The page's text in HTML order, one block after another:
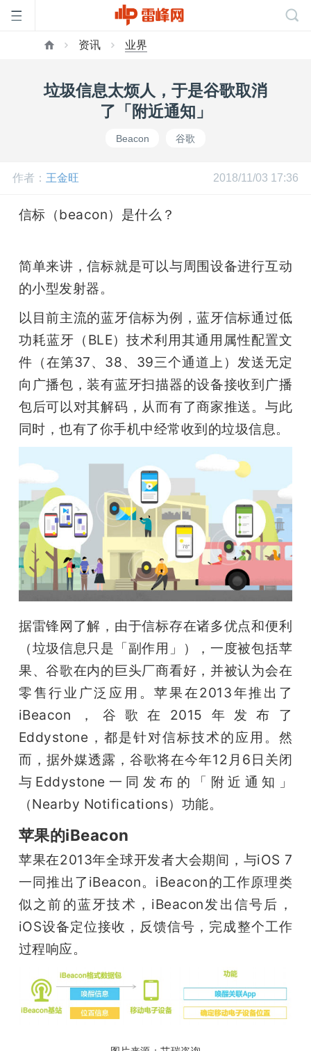
公
开
课
动
中
心
GAIR
专
题
爱
资讯 业界
垃圾信息太烦人，于是谷歌取消
了「附近通知」
Beacon 谷歌
作者： 王金旺 2018/11/03 17:36
信标（beacon）是什么？
简单来讲，信标就是可以与周围设备进行互动
的小型发射器。
以目前主流的蓝牙信标为例，蓝牙信标通过低
功耗蓝牙（BLE）技术利用其通用属性配置文
件（在第37、38、39三个通道上）发送无定
向广播包，装有蓝牙扫描器的设备接收到广播
包后可以对其解码，从而有了商家推送。与此
同时，也有了你手机中经常收到的垃圾信息。
据雷锋网了解，由于信标存在诸多优点和便利
（垃圾信息只是「副作用」），一度被包括苹
果、谷歌在内的巨头厂商看好，并被认为会在
零售行业广泛应用。苹果在2013年推出了
iBeacon，谷歌在2015年发布了
Eddystone，都是针对信标技术的应用。然
而，据外媒透露，谷歌将在今年12月6日关闭
与Eddystone一同发布的「附近通知」
（Nearby Notifications）功能。
苹果的iBeacon
苹果在2013年全球开发者大会期间，与iOS 7
一同推出了iBeacon。iBeacon的工作原理类
似之前的蓝牙技术，iBeacon发出信号后，
iOS设备定位接收，反馈信号，完成整个工作
过程响应。